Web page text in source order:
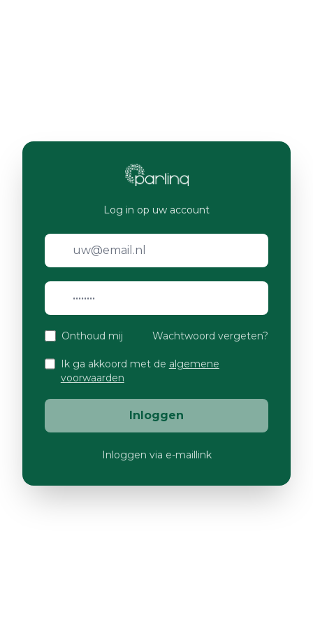
Log in op uw account
Onthoud mij Wachtwoord vergeten?
Ik ga akkoord met de algemene
voorwaarden
Inloggen
Inloggen via e-maillink